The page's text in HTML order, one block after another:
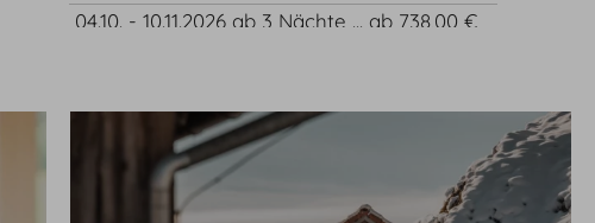
04.10. - 10.11.2026 ab 3 Nächte ... ab 738,00 €